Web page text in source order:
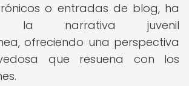
o entradas de blog, ha
la narrativa juvenil
ofreciendo una perspectiva
que resuena con los